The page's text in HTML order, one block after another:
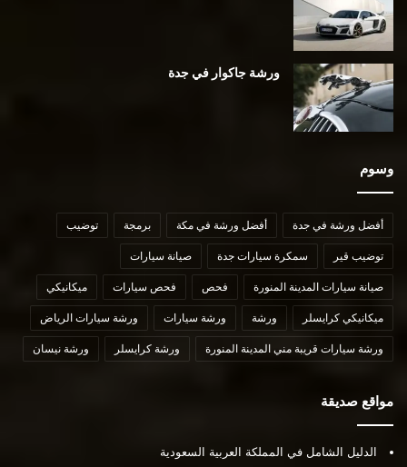
ورشة جاكوار في جدة
وسوم
أفضل ورشة في جدة أفضل ورشة في مكة برمجة توضيب
توضيب قير سمكرة سيارات جدة صيانة سيارات
صيانة سيارات المدينة المنورة فحص فحص سيارات ميكانيكي
ميكانيكي كرايسلر ورشة ورشة سيارات ورشة سيارات الرياض
ورشة سيارات قريبة مني المدينة المنورة ورشة كرايسلر ورشة نيسان
مواقع صديقة
الدليل الشامل في المملكة العربية السعودية